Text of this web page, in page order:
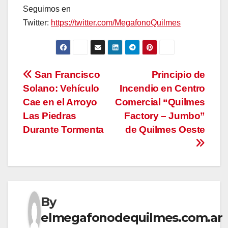
Seguimos en
Twitter: https://twitter.com/MegafonoQuilmes
Navegación
de
entradas
Principio de
Incendio en Centro
Comercial “Quilmes
Factory – Jumbo”
de Quilmes Oeste
San Francisco
Solano: Vehículo
Cae en el Arroyo
Las Piedras
Durante Tormenta
By
elmegafonodequilmes.com.ar